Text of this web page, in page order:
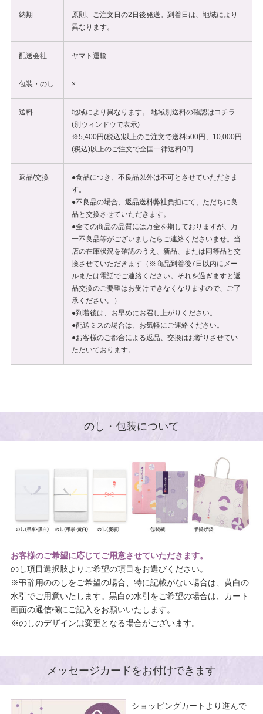
納期
原則、ご注文日の2日後発送。到着日は、地域により
異なります。
配送会社 ヤマト運輸
包装・のし ×
送料 地域により異なります。 地域別送料の確認はコチラ
(別ウィンドウで表示)
※5,400円(税込)以上のご注文で送料500円、10,000円
(税込)以上のご注文で全国一律送料0円
返品/交換
●食品につき、不良品以外は不可とさせていただきま
す。
●不良品の場合、返品送料弊社負担にて、ただちに良
品と交換させていただきます。
●全ての商品の品質には万全を期しておりますが、万
一不良品等がございましたらご連絡くださいませ。当
店の在庫状況を確認のうえ、新品、または同等品と交
換させていただきます（※商品到着後7日以内にメー
ルまたは電話でご連絡ください。それを過ぎますと返
品交換のご要望はお受けできなくなりますので、ご了
承ください。）
●到着後は、お早めにお召し上がりください。
●配送ミスの場合は、お気軽にご連絡ください。
●お客様のご都合による返品、交換はお断りさせてい
ただいております。
のし・包装について
お客様のご希望に応じてご用意させていただきます。
のし項目選択肢よりご希望の項目をお選びください。
※弔辞用ののしをご希望の場合、特に記載がない場合は、黄白の
水引でご用意いたします。黒白の水引をご希望の場合は、カート
画面の通信欄にご記入をお願いいたします。
※のしのデザインは変更となる場合がございます。
メッセージカードをお付けできます
ショッピングカートより進んで